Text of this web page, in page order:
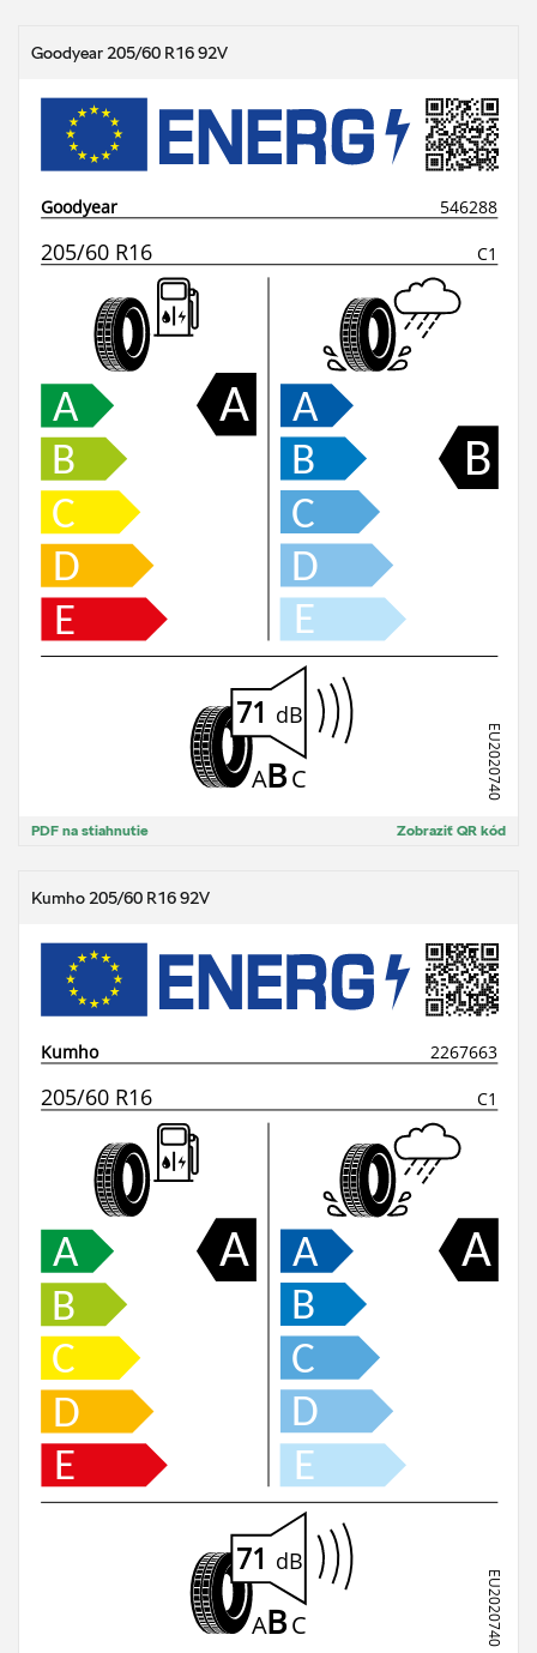
Goodyear 205/60 R16 92V
Zobraziť QR kód
PDF na stiahnutie
Kumho 205/60 R16 92V